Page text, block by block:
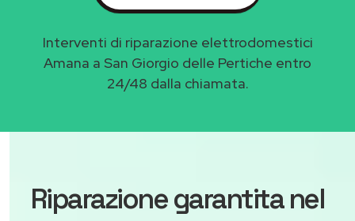
Interventi di riparazione elettrodomestici
Amana a San Giorgio delle Pertiche entro
24/48 dalla chiamata.
Riparazione garantita nel